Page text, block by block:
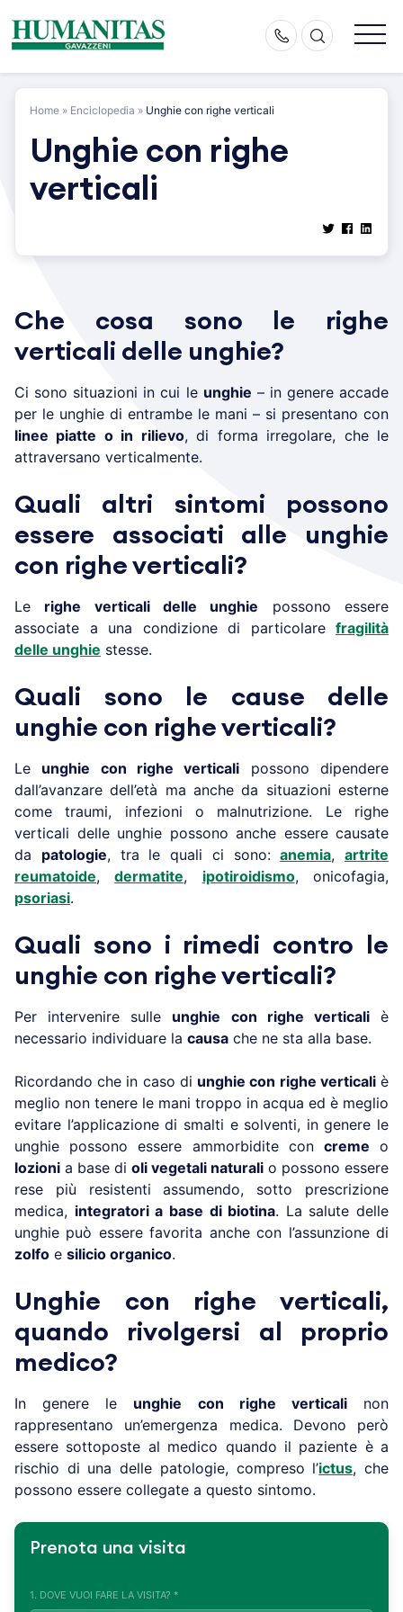
content
Home » Enciclopedia » Unghie con righe verticali
Unghie con righe
verticali
Che cosa sono le righe
verticali delle unghie?
Ci sono situazioni in cui le unghie – in genere accade
per le unghie di entrambe le mani – si presentano con
linee piatte o in rilievo, di forma irregolare, che le
attraversano verticalmente.
Quali altri sintomi possono
essere associati alle unghie
con righe verticali?
Le righe verticali delle unghie possono essere
associate a una condizione di particolare fragilità
delle unghie stesse.
Quali sono le cause delle
unghie con righe verticali?
Le unghie con righe verticali possono dipendere
dall’avanzare dell’età ma anche da situazioni esterne
come traumi, infezioni o malnutrizione. Le righe
verticali delle unghie possono anche essere causate
da patologie, tra le quali ci sono:anemia, artrite
reumatoide,dermatite, ipotiroidismo, onicofagia,
psoriasi.
Quali sono i rimedi contro le
unghie con righe verticali?
Per intervenire sulle unghie con righe verticaliè
necessario individuare la causa che ne sta alla base.
Ricordando che in caso di unghie con righe verticaliè
meglio non tenere le mani troppo in acqua ed è meglio
evitare l’applicazione di smalti e solventi, in genere le
unghie possono essere ammorbidite con creme o
lozioni a base di oli vegetali naturali o possono essere
rese più resistenti assumendo, sotto prescrizione
medica, integratori a base di biotina. La salute delle
unghie può essere favorita anche con l’assunzione di
zolfo e silicio organico.
Unghie con righe verticali,
quando rivolgersi al proprio
medico?
In genere le unghie con righe verticalinon
rappresentano un’emergenza medica. Devono però
essere sottoposte al medico quando il paziente è a
rischio di una delle patologie, compreso l’ictus, che
possono essere collegate a questo sintomo.
Prenota una visita
1. DOVE VUOI FARE LA VISITA? *